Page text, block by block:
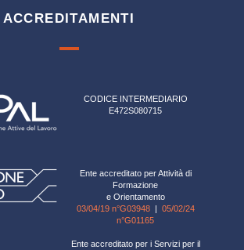
ACCREDITAMENTI
CODICE INTERMEDIARIO
E472S080715
Ente accreditato per Attività di
Formazione
e Orientamento
03/04/19 n°G03948| 05/02/24
n°G01165
Ente accreditato per i Servizi per il